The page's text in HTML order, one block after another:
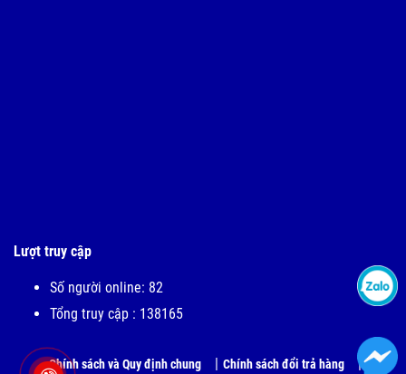
Lượt truy cập
Số người online: 82
Tổng truy cập : 138165
Chính sách và Quy định chung Chính sách đổi trả hàng